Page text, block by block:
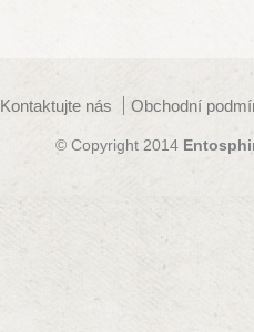
Kontaktujte nás Obchodní
© Copyright 2014